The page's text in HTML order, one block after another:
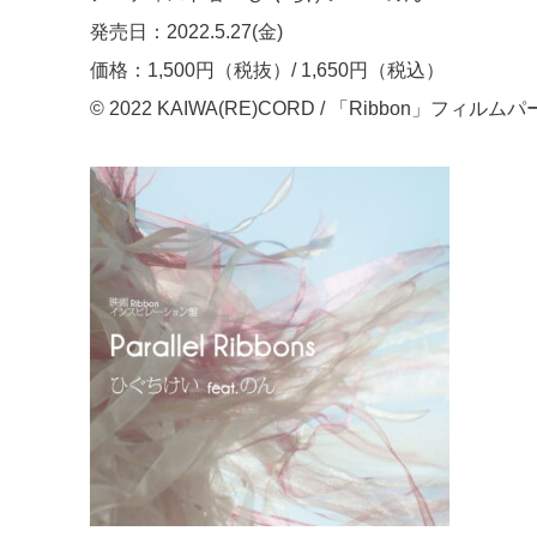
発売日：2022.5.27(金)
価格：1,500円（税抜）/ 1,650円（税込）
© 2022 KAIWA(RE)CORD / 「Ribbon」フィルムパ